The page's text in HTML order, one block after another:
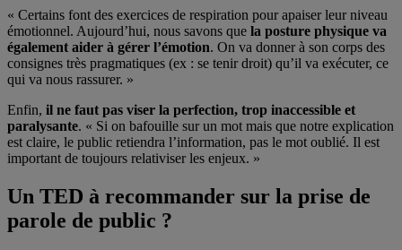
« Certains font des exercices de respiration pour apaiser leur niveau
émotionnel. Aujourd’hui, nous savons que la posture physique va
également aider à gérer l’émotion. On va donner à son corps des
consignes très pragmatiques (ex : se tenir droit) qu’il va exécuter, ce
qui va nous rassurer. »
Enfin, il ne faut pas viser la perfection, trop inaccessible et
paralysante. « Si on bafouille sur un mot mais que notre explication
est claire, le public retiendra l’information, pas le mot oublié. Il est
important de toujours relativiser les enjeux. »
Un TED à recommander sur la prise de
parole de public ?